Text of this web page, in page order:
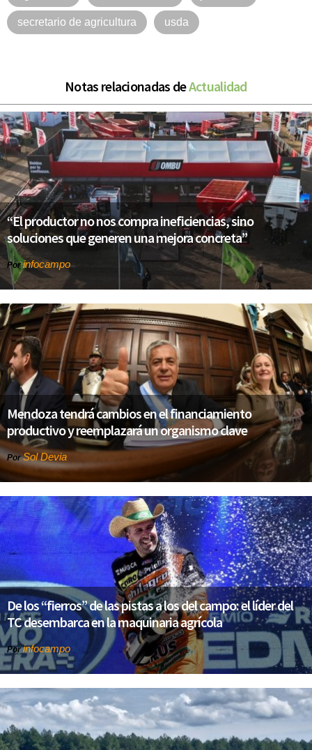
secretario de agricultura usda
Notas relacionadas deActualidad
“El productor no nos compra ineficiencias, sino
soluciones que generen una mejora concreta”
Porinfocampo
Mendoza tendrá cambios en el financiamiento
productivo y reemplazará un organismo clave
PorSol Devia
De los “fierros” de las pistas a los del campo: el líder del
TC desembarca en la maquinaria agrícola
Porinfocampo